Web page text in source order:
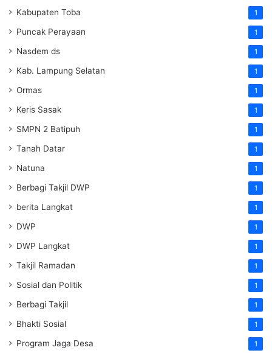
Kabupaten Toba 1
Puncak Perayaan 1
Nasdem ds 1
Kab. Lampung Selatan 1
Ormas 1
Keris Sasak 1
SMPN 2 Batipuh 1
Tanah Datar 1
Natuna 1
Berbagi Takjil DWP 1
berita Langkat 1
DWP 1
DWP Langkat 1
Takjil Ramadan 1
Sosial dan Politik 1
Berbagi Takjil 1
Bhakti Sosial 1
Program Jaga Desa 1